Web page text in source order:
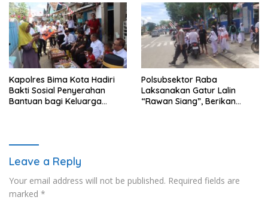
Kapolres Bima Kota Hadiri
Bakti Sosial Penyerahan
Bantuan bagi Keluarga
Polsubsektor Raba
Laksanakan Gatur Lalin
“Rawan Siang”, Berikan
Leave a Reply
Your email address will not be published. Required fields are
marked *